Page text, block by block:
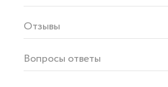
Отзывы
Вопросы ответы